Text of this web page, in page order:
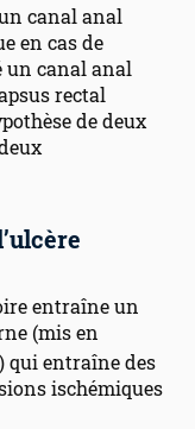
canal anal
en cas de
un canal anal
rectal
de deux
entraîne un
(mis en
) qui entraîne des
ischémiques